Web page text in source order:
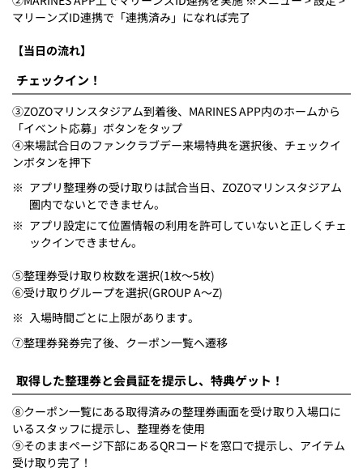
マリーンズID連携で「連携済み」になれば完了
【当日の流れ】
チェックイン！
③ZOZOマリンスタジアム到着後、MARINES APP内のホームから
「イベント応募」ボタンをタップ
④来場試合日のファンクラブデー来場特典を選択後、チェックイ
ンボタンを押下
※ アプリ整理券の受け取りは試合当日、ZOZOマリンスタジアム
圏内でないとできません。
※ アプリ設定にて位置情報の利用を許可していないと正しくチェ
ックインできません。
⑤整理券受け取り枚数を選択(1枚～5枚)
⑥受け取りグループを選択(GROUP A～Z)
※ 入場時間ごとに上限があります。
⑦整理券発券完了後、クーポン一覧へ遷移
取得した整理券と会員証を提示し、特典ゲット！
⑧クーポン一覧にある取得済みの整理券画面を受け取り入場口に
いるスタッフに提示し、整理券を使用
⑨そのままページ下部にあるQRコードを窓口で提示し、アイテム
受け取り完了！